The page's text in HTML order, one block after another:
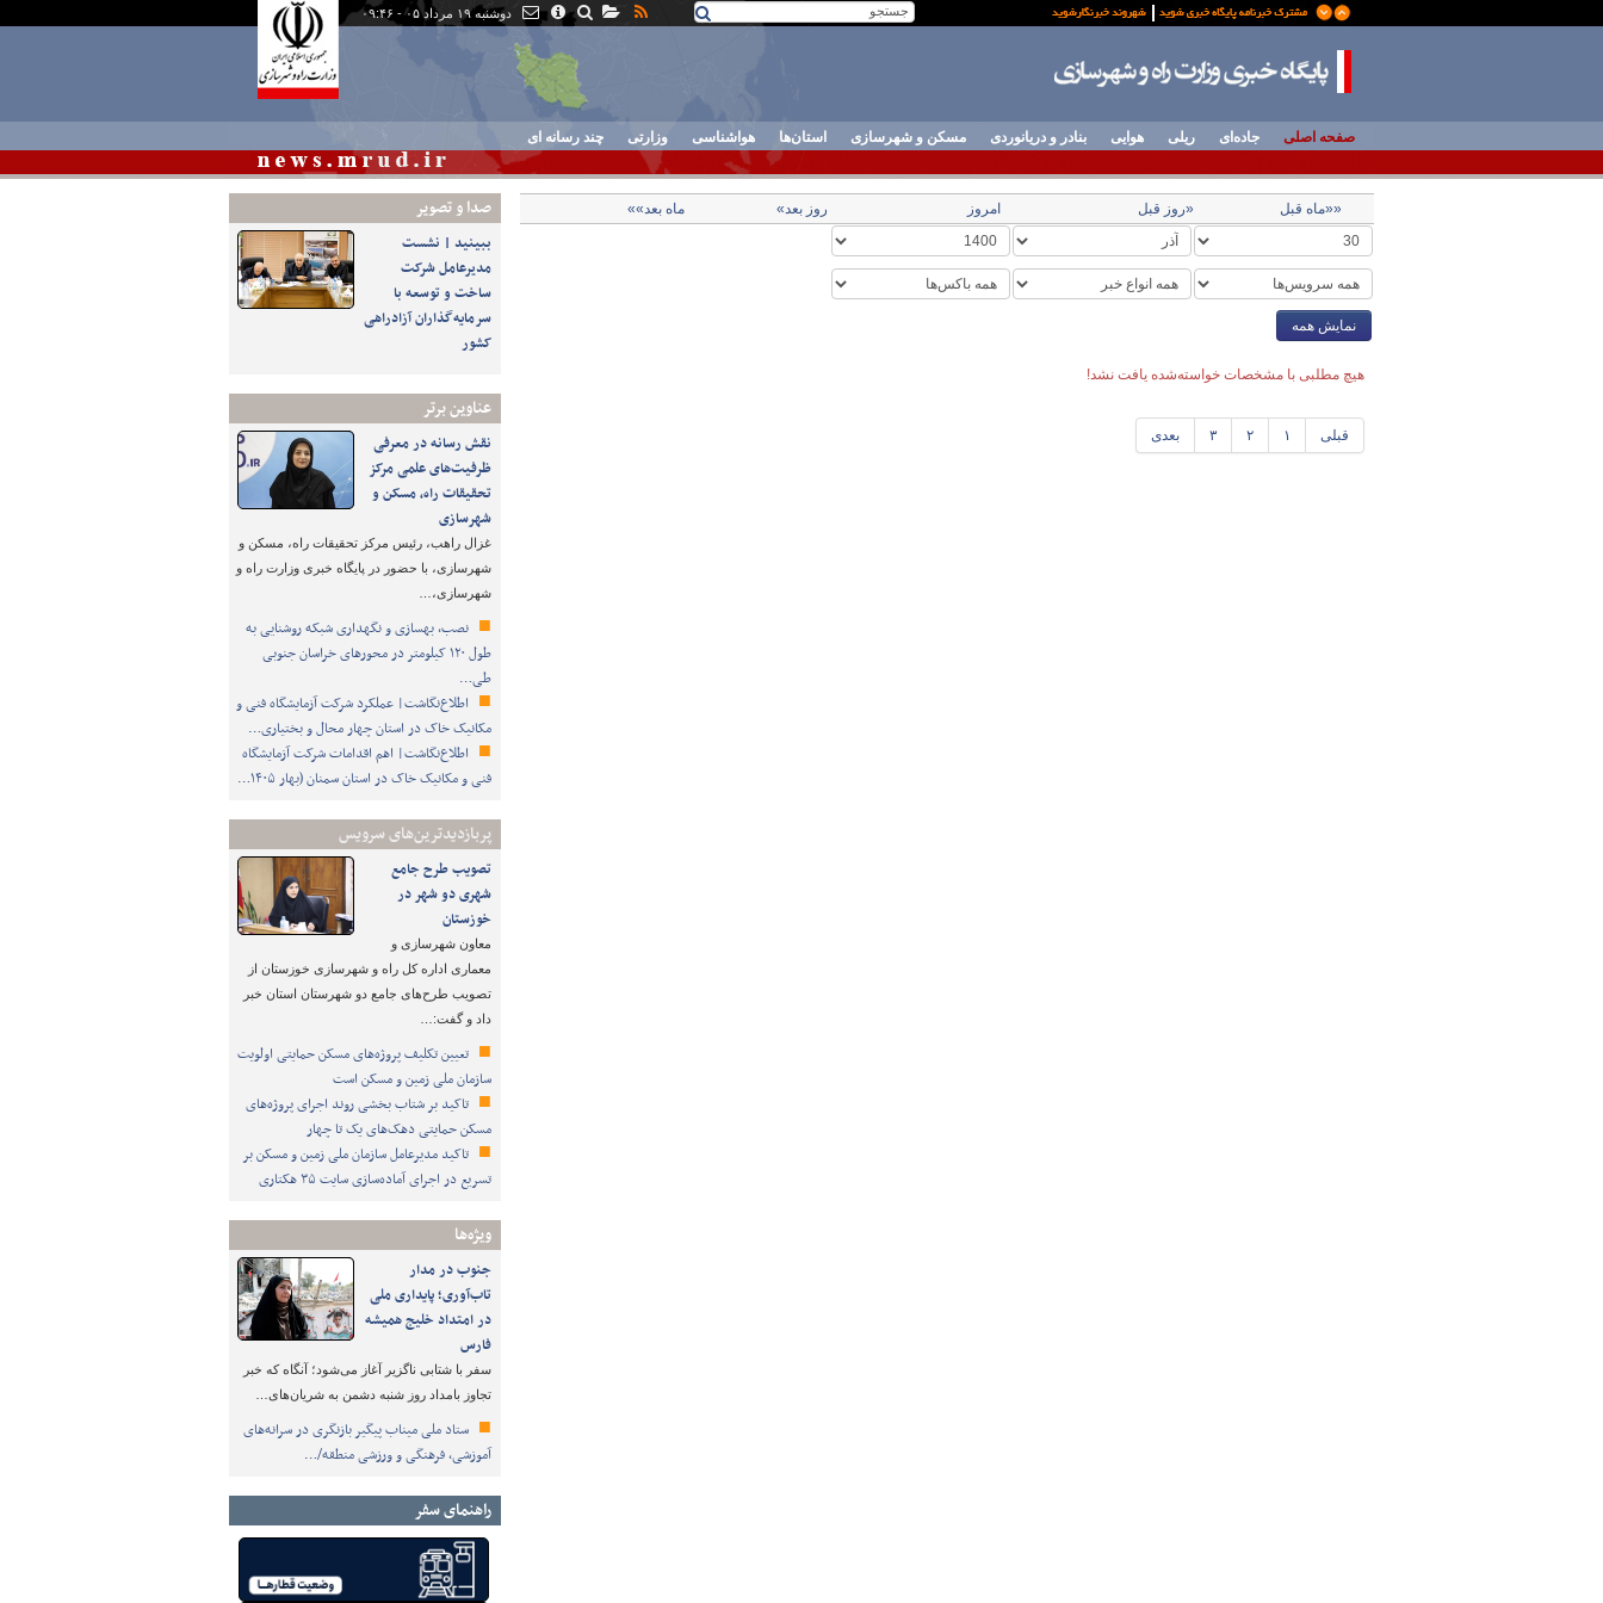
دوشنبه ۱۹ مرداد ۰۵ - ۰۹:۴۶
صفحه اصلی جاده‌ای ریلی هوایی بنادر و دریانوردی مسکن و شهرسازی استان‌ها هواشناسی وزارتی چند رسانه ای
صدا و تصوير
ببینید | نشست
مدیرعامل شرکت
ساخت و توسعه با
سرمایه‌گذاران آزادراهی
کشور
عناوین برتر
نقش رسانه در معرفی
ظرفیت‌های علمی مرکز
تحقیقات راه، مسکن و
شهرسازی
غزال راهب، رئیس مرکز تحقیقات راه، مسکن و
شهرسازی، با حضور در پایگاه خبری وزارت راه و
شهرسازی،…
نصب، بهسازی و نگهداری شبکه روشنایی به
طول ۱۲۰ کیلومتر در محورهای خراسان جنوبی
طی…
اطلاع‌نگاشت| عملکرد شرکت آزمایشگاه فنی و
مکانیک خاک در استان چهار محال و بختیاری…
اطلاع‌نگاشت| اهم اقدامات شرکت آزمایشگاه
فنی و مکانیک خاک در استان سمنان (بهار ۱۴۰۵…
پربازدیدترین‌های سرویس
تصویب طرح‌ جامع
شهری دو شهر در
خوزستان
معاون شهرسازی و
معماری اداره کل راه و شهرسازی خوزستان از
تصویب طرح‌های جامع دو شهرستان استان خبر
داد و گفت:…
تعیین تکلیف پروژه‌های مسکن حمایتی اولویت
سازمان ملی زمین و مسکن است
تاکید بر شتاب ‌بخشی روند اجرای پروژه‌های
مسکن حمایتی دهک‌های یک تا چهار
تاکید مدیرعامل سازمان ملی زمین و مسکن بر
تسریع در اجرای آماده‌سازی سایت ۳۵ هکتاری
ویژه‌ها
جنوب در مدار
تاب‌آوری؛ پایداری ملی
در امتداد خلیج همیشه
فارس
سفر با شتابی ناگزیر آغاز می‌شود؛ آنگاه که خبر
تجاوز بامداد روز شنبه دشمن به شریان‌های…
ستاد ملی میناب پیگیر بازنگری در سرانه‌های
آموزشی، فرهنگی و ورزشی منطقه/…
راهنمای سفر
««ماه قبل «روز قبل امروز روز بعد» ماه بعد»»
نمایش همه
هیچ مطلبی با مشخصات خواسته‌شده یافت نشد!
قبلی ۱ ۲ ۳ بعدی